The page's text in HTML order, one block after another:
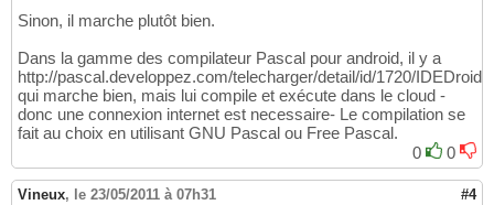
Sinon, il marche plutôt bien.
Dans la gamme des compilateur Pascal pour android, il y a
http://pascal.developpez.com/telecharger/detail/id/1720/IDEDroid
qui marche bien, mais lui compile et exécute dans le cloud -
donc une connexion internet est necessaire- Le compilation se
fait au choix en utilisant GNU Pascal ou Free Pascal.
0
0
Vineux, le 23/05/2011 à 07h31 #4